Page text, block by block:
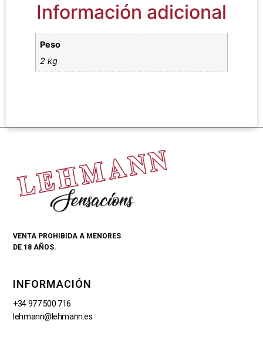
Información adicional
Peso
2 kg
VENTA PROHIBIDA A MENORES
DE 18 AÑOS.
INFORMACIÓN
+34 977 500 716
lehmann@lehmann.es